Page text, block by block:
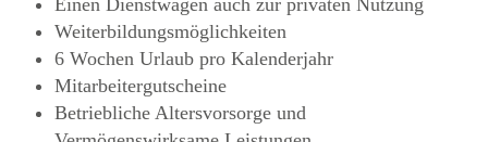
Weiterbildungsmöglichkeiten
6 Wochen Urlaub pro Kalenderjahr
Mitarbeitergutscheine
Betriebliche Altersvorsorge und